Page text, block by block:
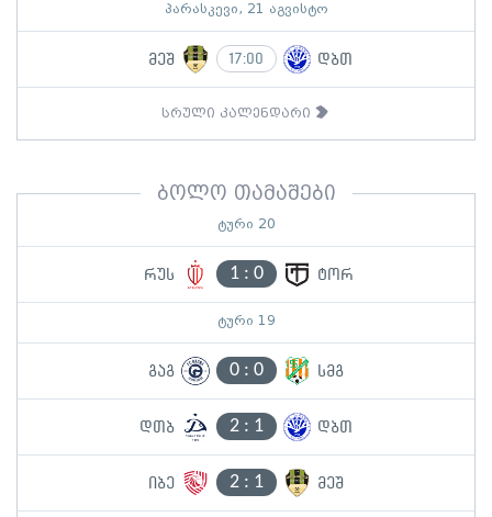
პარასკევი, 21 აგვისტო
მეშ 17:00 დბთ
სრული კალენდარი
ბოლო თამაშები
ტური 20
რუს 1: 0 ტორ
ტური 19
გაგ 0: 0 სმგ
დთბ 2: 1 დბთ
იბე 2: 1 მეშ